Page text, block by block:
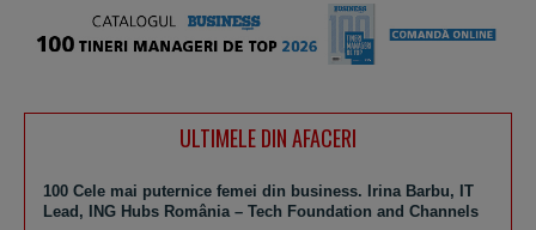
ULTIMELE DIN AFACERI
100 Cele mai puternice femei din business. Irina Barbu, IT
Lead, ING Hubs România – Tech Foundation and Channels